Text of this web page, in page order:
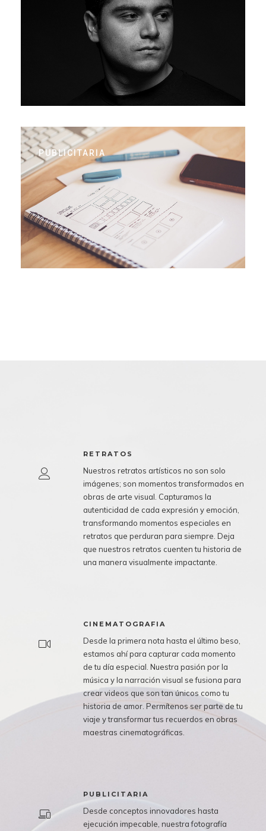
PUBLICITARIA
RETRATOS
Nuestros retratos artísticos no son solo
imágenes; son momentos transformados en
obras de arte visual. Capturamos la
autenticidad de cada expresión y emoción,
transformando momentos especiales en
retratos que perduran para siempre. Deja
que nuestros retratos cuenten tu historia de
una manera visualmente impactante.
CINEMATOGRAFIA
Desde la primera nota hasta el último beso,
estamos ahí para capturar cada momento
de tu día especial. Nuestra pasión por la
música y la narración visual se fusiona para
crear videos que son tan únicos como tu
historia de amor. Permítenos ser parte de tu
viaje y transformar tus recuerdos en obras
maestras cinematográficas.
PUBLICITARIA
Desde conceptos innovadores hasta
ejecución impecable, nuestra fotografía